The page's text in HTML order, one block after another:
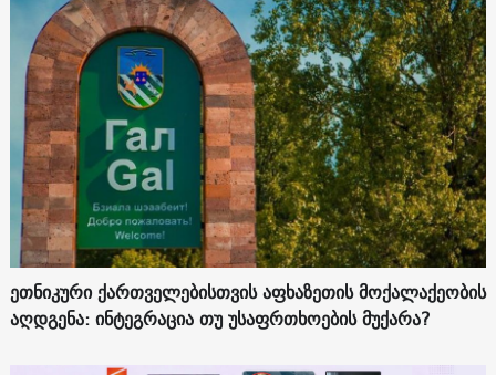
ეთნიკური ქართველებისთვის აფხაზეთის მოქალაქეობის
აღდგენა: ინტეგრაცია თუ უსაფრთხოების მუქარა?